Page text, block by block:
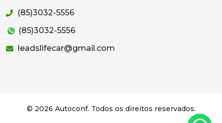
(85)3032-5556
(85)3032-5556
leadslifecar@gmail.com
© 2026 Autoconf. Todos os direitos reservados.